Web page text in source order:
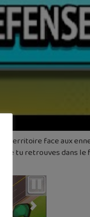
territoire face aux
tu retrouves dans